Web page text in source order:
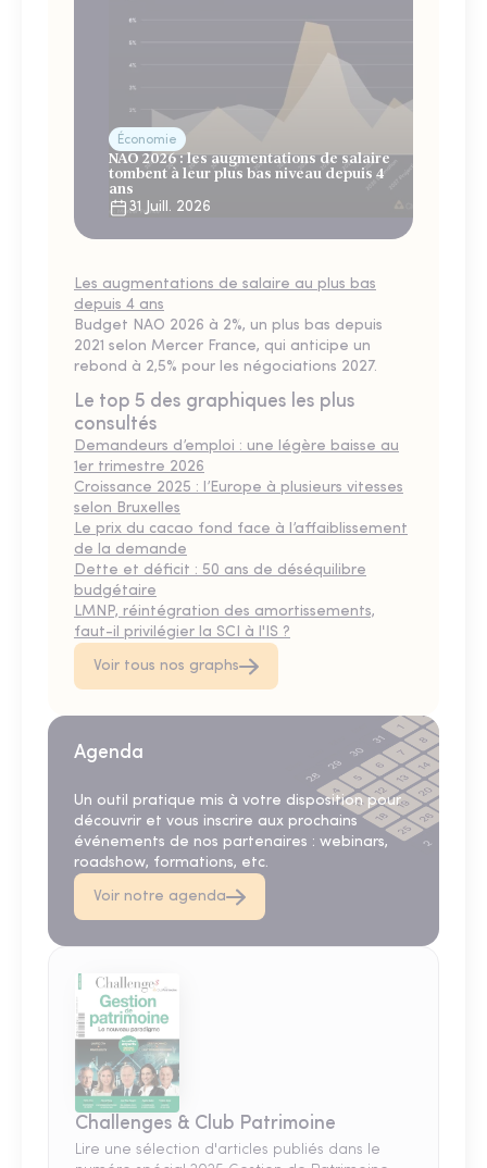
Économie
NAO 2026 : les augmentations de salaire
tombent à leur plus bas niveau depuis 4
ans
31 Juill. 2026
Les augmentations de salaire au plus bas
depuis 4 ans
Budget NAO 2026 à 2%, un plus bas depuis
2021 selon Mercer France, qui anticipe un
rebond à 2,5% pour les négociations 2027.
Le top 5 des graphiques les plus
consultés
Demandeurs d’emploi : une légère baisse au
1er trimestre 2026
Croissance 2025 : l’Europe à plusieurs vitesses
selon Bruxelles
Le prix du cacao fond face à l’affaiblissement
de la demande
Dette et déficit : 50 ans de déséquilibre
budgétaire
LMNP, réintégration des amortissements,
faut-il privilégier la SCI à l'IS ?
Voir tous nos graphs
Agenda
Un outil pratique mis à votre disposition pour
découvrir et vous inscrire aux prochains
événements de nos partenaires : webinars,
roadshow, formations, etc.
Voir notre agenda
Challenges & Club Patrimoine
Lire une sélection d'articles publiés dans le